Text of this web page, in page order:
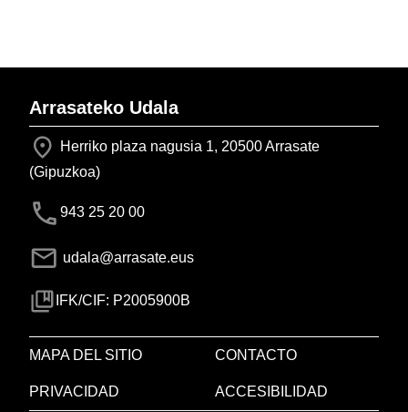
Arrasateko Udala
Herriko plaza nagusia 1, 20500 Arrasate
(Gipuzkoa)
943 25 20 00
udala@arrasate.eus
IFK/CIF: P2005900B
MAPA DEL SITIO CONTACTO
PRIVACIDAD ACCESIBILIDAD